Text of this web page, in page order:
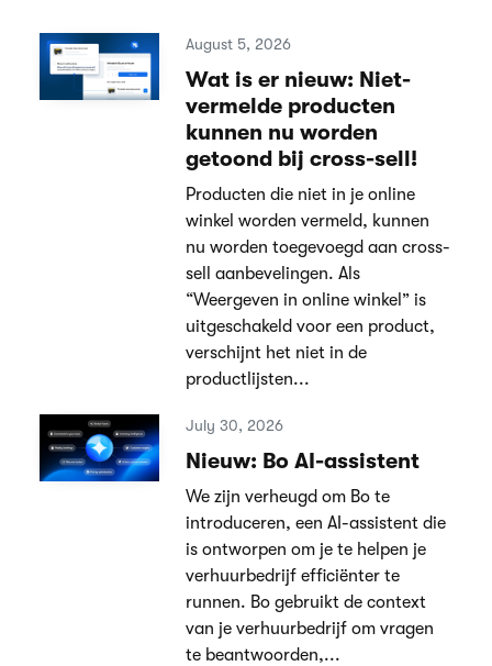
August 5, 2026
Wat is er nieuw: Niet-
vermelde producten
kunnen nu worden
getoond bij cross-sell!
Producten die niet in je online
winkel worden vermeld, kunnen
nu worden toegevoegd aan cross-
sell aanbevelingen. Als
“Weergeven in online winkel” is
uitgeschakeld voor een product,
verschijnt het niet in de
productlijsten...
July 30, 2026
Nieuw: Bo AI-assistent
We zijn verheugd om Bo te
introduceren, een AI-assistent die
is ontworpen om je te helpen je
verhuurbedrijf efficiënter te
runnen. Bo gebruikt de context
van je verhuurbedrijf om vragen
te beantwoorden,...